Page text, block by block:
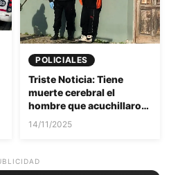
POLICIALES
Triste Noticia: Tiene
muerte cerebral el
hombre que acuchillaron
en Río Grande
14/11/2025